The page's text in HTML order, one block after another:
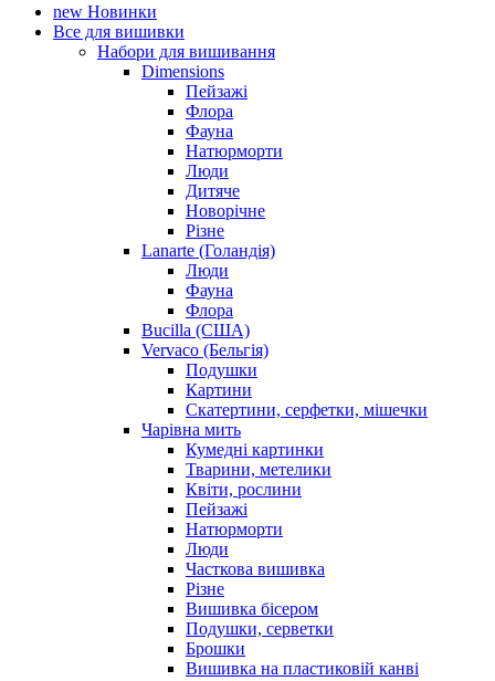
new Новинки
Все для вишивки
Набори для вишивання
Dimensions
Пейзажі
Флора
Фауна
Натюрморти
Люди
Дитяче
Новорічне
Різне
Lanarte (Голандія)
Люди
Фауна
Флора
Bucilla (США)
Vervaco (Бельгія)
Подушки
Картини
Скатертини, серфетки, мішечки
Чарiвна мить
Кумедні картинки
Тварини, метелики
Квіти, рослини
Пейзажі
Натюрморти
Люди
Часткова вишивка
Різне
Вишивка бісером
Подушки, серветки
Брошки
Вишивка на пластиковій канві